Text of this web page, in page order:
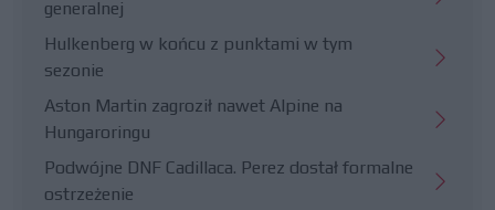
generalnej
Hulkenberg w końcu z punktami w tym
sezonie
Aston Martin zagroził nawet Alpine na
Hungaroringu
Podwójne DNF Cadillaca. Perez dostał formalne
ostrzeżenie